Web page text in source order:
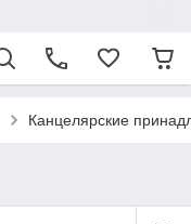
Канцелярские